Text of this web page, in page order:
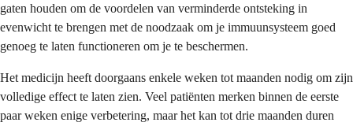
gaten houden om de voordelen van verminderde ontsteking in
evenwicht te brengen met de noodzaak om je immuunsysteem goed
genoeg te laten functioneren om je te beschermen.
Het medicijn heeft doorgaans enkele weken tot maanden nodig om zijn
volledige effect te laten zien. Veel patiënten merken binnen de eerste
paar weken enige verbetering, maar het kan tot drie maanden duren